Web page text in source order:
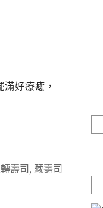
好療癒，
壽司, 藏壽司